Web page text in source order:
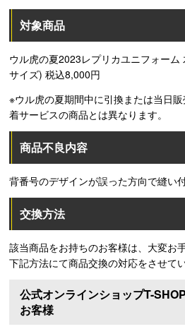
対象商品
ウル虎の夏2023レプリカユニフォー
サイズ) 税込8,000円
※ウル虎の夏期間中に引換または当日
着サービスの商品とは異なります。
商品不良内容
背番号のデザインが誤った方向で縫い
交換方法
該当商品をお持ちのお客様は、大変お
下記方法にて商品交換の対応をさせて
公式オンラインショップT-
お客様